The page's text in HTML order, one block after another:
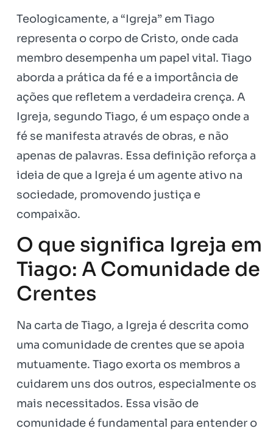
Teologicamente, a “Igreja” em Tiago
representa o corpo de Cristo, onde cada
membro desempenha um papel vital. Tiago
aborda a prática da fé e a importância de
ações que refletem a verdadeira crença. A
Igreja, segundo Tiago, é um espaço onde a
fé se manifesta através de obras, e não
apenas de palavras. Essa definição reforça a
ideia de que a Igreja é um agente ativo na
sociedade, promovendo justiça e
compaixão.
O que significa Igreja em
Tiago: A Comunidade de
Crentes
Na carta de Tiago, a Igreja é descrita como
uma comunidade de crentes que se apoia
mutuamente. Tiago exorta os membros a
cuidarem uns dos outros, especialmente os
mais necessitados. Essa visão de
comunidade é fundamental para entender o